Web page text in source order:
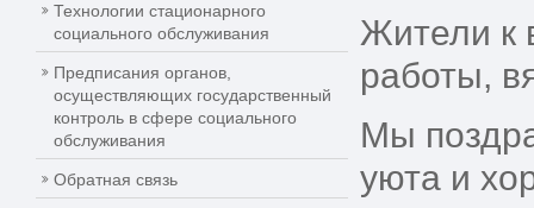
Технологии стационарного
социального обслуживания
Предписания органов,
осуществляющих государственный
контроль в сфере социального
обслуживания
Обратная связь
Жители к
работы,
Мы
уюта и